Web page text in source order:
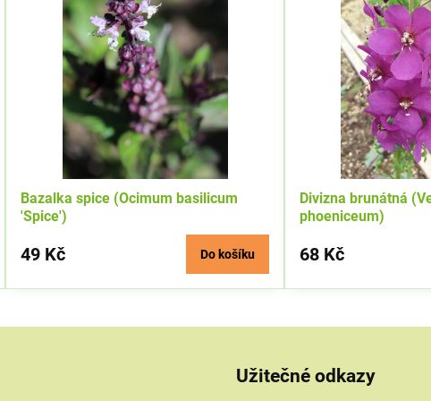
Bazalka spice (Ocimum basilicum
'Spice')
49 Kč Do košíku
Divizna brunátná
phoeniceum)
68 Kč
Užitečné odkazy